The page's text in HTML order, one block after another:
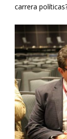
carrera